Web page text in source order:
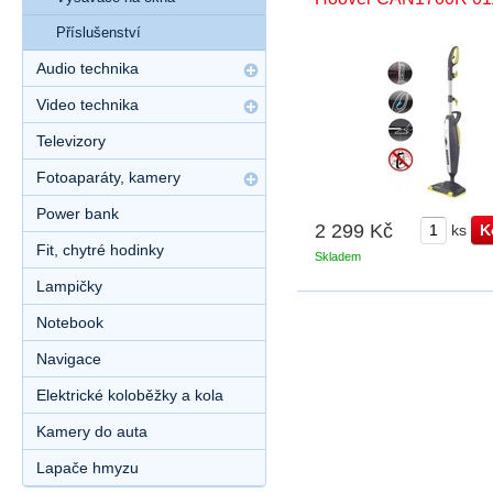
2 299 Kč ks
Skladem
Příslušenství
Audio technika
Video technika
Televizory
Fotoaparáty, kamery
Power bank
Fit, chytré hodinky
Lampičky
Notebook
Navigace
Elektrické koloběžky a kola
Kamery do auta
Lapače hmyzu